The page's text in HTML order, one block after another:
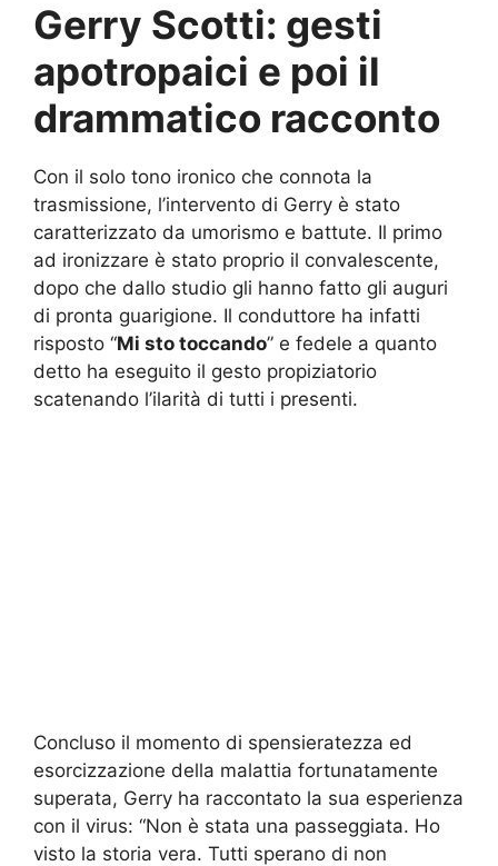
Gerry Scotti: gesti
apotropaici e poi il
drammatico racconto
Con il solo tono ironico che connota la
trasmissione, l’intervento di Gerry è stato
caratterizzato da umorismo e battute. Il primo
ad ironizzare è stato proprio il convalescente,
dopo che dallo studio gli hanno fatto gli auguri
di pronta guarigione. Il conduttore ha infatti
risposto “Mi sto toccando” e fedele a quanto
detto ha eseguito il gesto propiziatorio
scatenando l’ilarità di tutti i presenti.
Concluso il momento di spensieratezza ed
esorcizzazione della malattia fortunatamente
superata, Gerry ha raccontato la sua esperienza
con il virus: “Non è stata una passeggiata. Ho
visto la storia vera. Tutti sperano di non